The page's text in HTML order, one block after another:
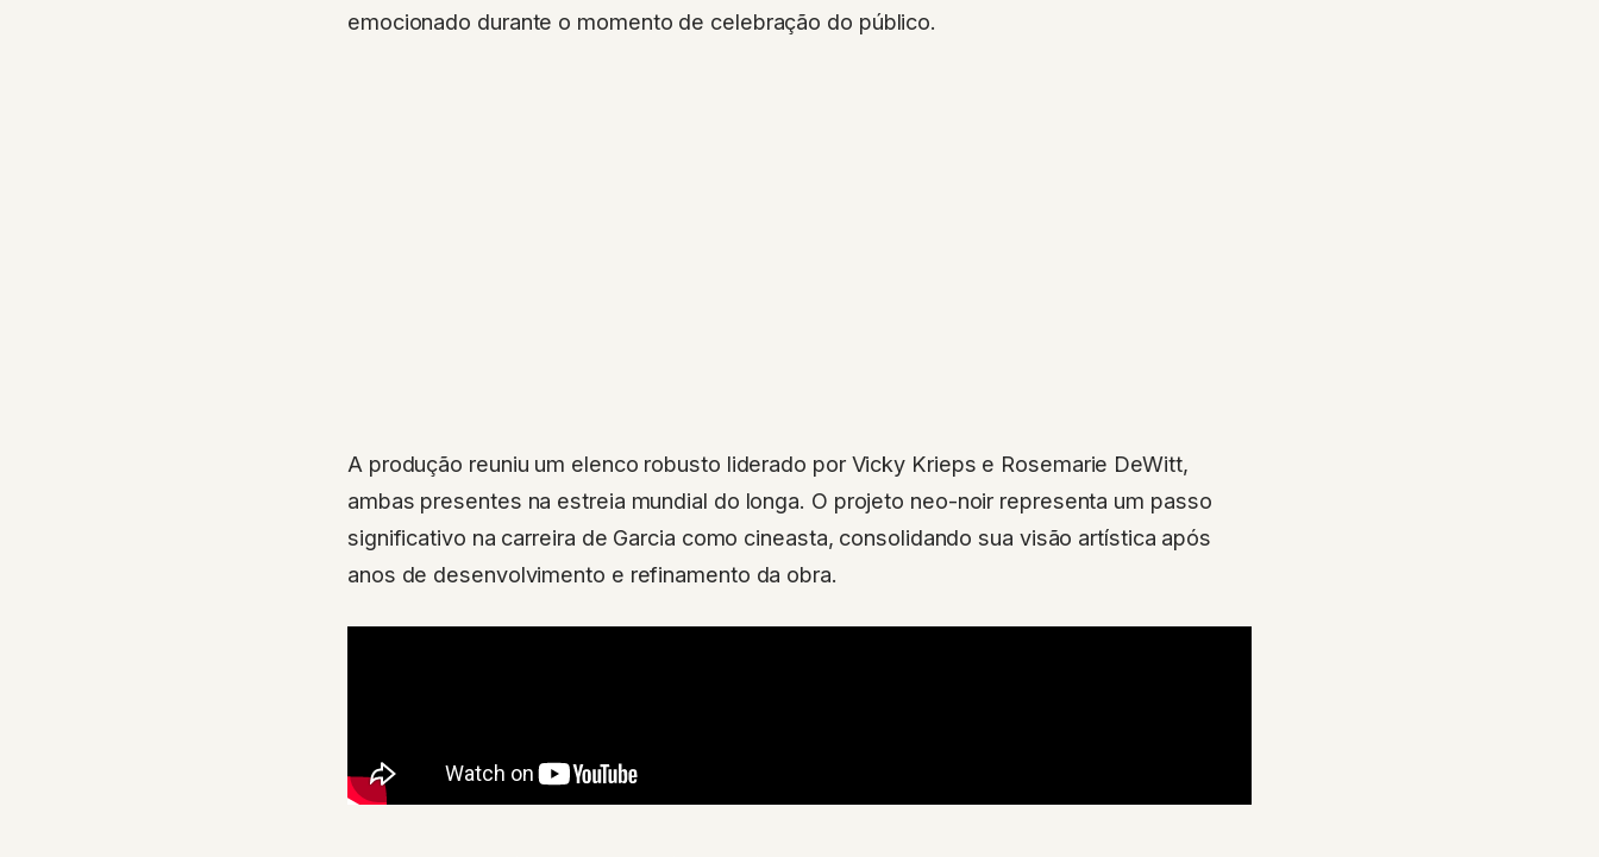
emocionado durante o momento de celebração do público.
A produção reuniu um elenco robusto liderado por Vicky Krieps e Rosemarie DeWitt,
ambas presentes na estreia mundial do longa. O projeto neo-noir representa um passo
significativo na carreira de Garcia como cineasta, consolidando sua visão artística após
anos de desenvolvimento e refinamento da obra.